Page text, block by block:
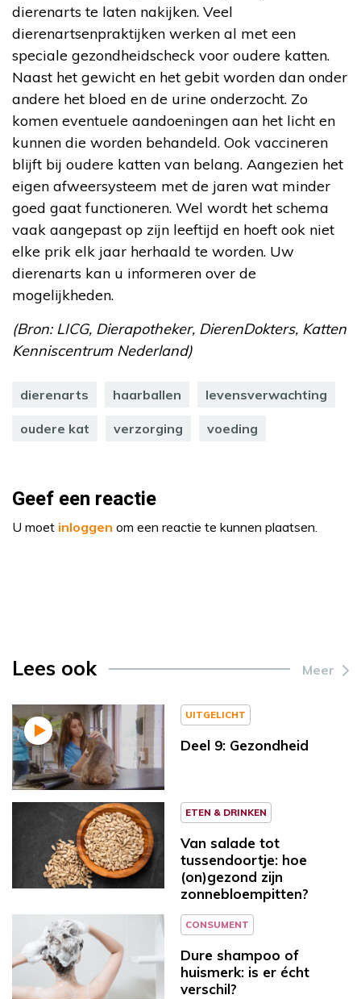
dierenarts te laten nakijken. Veel
dierenartsenpraktijken werken al met een
speciale gezondheidscheck voor oudere katten.
Naast het gewicht en het gebit worden dan onder
andere het bloed en de urine onderzocht. Zo
komen eventuele aandoeningen aan het licht en
kunnen die worden behandeld. Ook vaccineren
blijft bij oudere katten van belang. Aangezien het
eigen afweersysteem met de jaren wat minder
goed gaat functioneren. Wel wordt het schema
vaak aangepast op zijn leeftijd en hoeft ook niet
elke prik elk jaar herhaald te worden. Uw
dierenarts kan u informeren over de
mogelijkheden.
(Bron: LICG, Dierapotheker, DierenDokters, Katten
Kenniscentrum Nederland)
dierenarts haarballen levensverwachting
oudere kat verzorging voeding
Geef een reactie
U moet inloggen om een reactie te kunnen plaatsen.
Lees ook Meer
UITGELICHT
Deel 9: Gezondheid
ETEN & DRINKEN
Van salade tot
tussendoortje: hoe
(on)gezond zijn
zonnebloempitten?
CONSUMENT
Dure shampoo of
huismerk: is er écht
verschil?